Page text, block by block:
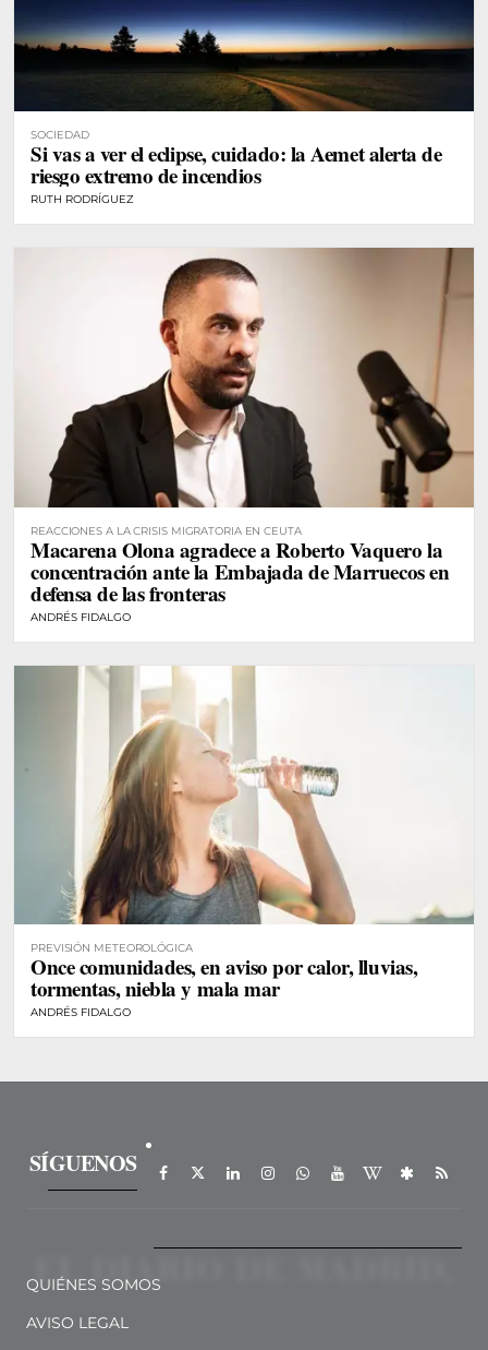
SOCIEDAD
Si vas a ver el eclipse, cuidado: la Aemet alerta de
riesgo extremo de incendios
RUTH RODRÍGUEZ
REACCIONES A LA CRISIS MIGRATORIA EN CEUTA
Macarena Olona agradece a Roberto Vaquero la
concentración ante la Embajada de Marruecos en
defensa de las fronteras
ANDRÉS FIDALGO
PREVISIÓN METEOROLÓGICA
Once comunidades, en aviso por calor, lluvias,
tormentas, niebla y mala mar
ANDRÉS FIDALGO
SÍGUENOS
QUIÉNES SOMOS
AVISO LEGAL